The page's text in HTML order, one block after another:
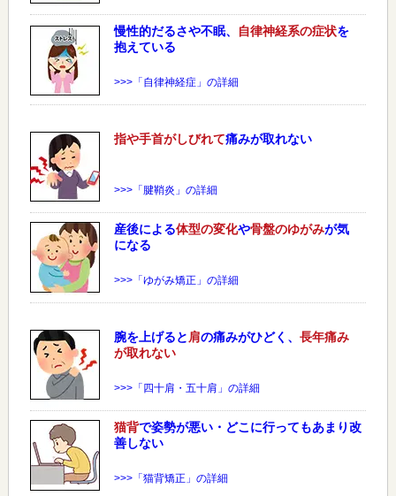
慢性的だるさや不眠、 自律神経系の症状を
抱えている
>>>「自律神経症」の詳細
指や手首がしびれて痛みが取れない
>>>「腱鞘炎」の詳細
産後による体型の変化や骨盤のゆがみが気
になる
>>>「ゆがみ矯正」の詳細
腕を上げると肩の痛みがひどく、 長年痛み
が取れない
>>>「四十肩・五十肩」の詳細
猫背で姿勢が悪い・どこに行ってもあまり改
善しない
>>>「猫背矯正」の詳細